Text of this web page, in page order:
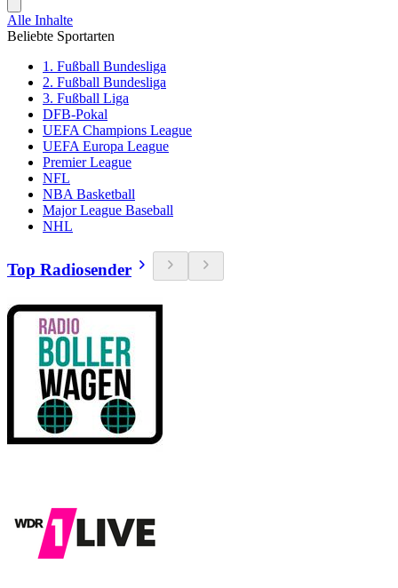
Alle Inhalte
Beliebte Sportarten
1. Fußball Bundesliga
2. Fußball Bundesliga
3. Fußball Liga
DFB-Pokal
UEFA Champions League
UEFA Europa League
Premier League
NFL
NBA Basketball
Major League Baseball
NHL
Top Radiosender